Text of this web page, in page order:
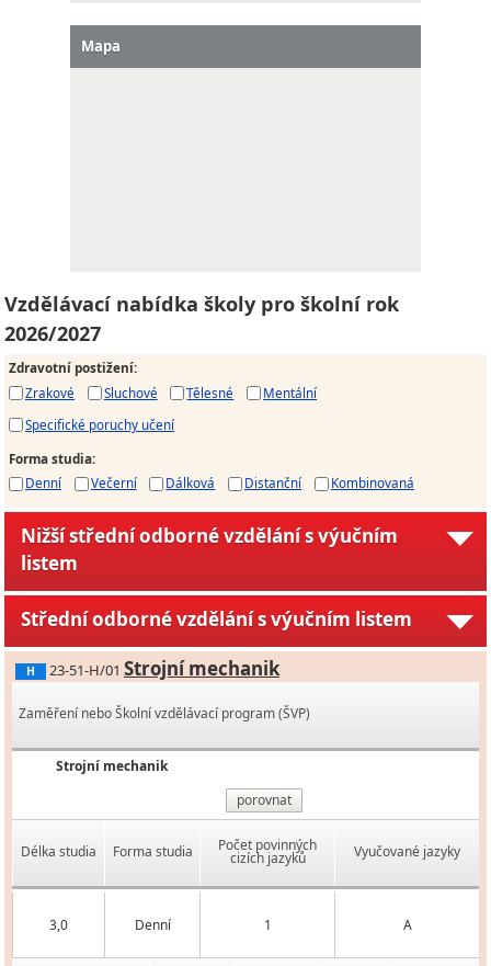
Mapa
Vzdělávací nabídka školy pro školní rok
2026/2027
Zdravotní postižení:
Zrakové
Sluchové Tělesné
Mentální
Specifické poruchy učení
Forma studia:
Denní
Večerní Dálková Distanční Kombinovaná
Nižší střední odborné vzdělání s výučním
listem
Střední odborné vzdělání s výučním listem
H 23-51-H/01 Strojní mechanik
Zaměření nebo Školní vzdělávací program (ŠVP)
Strojní mechanik
porovnat
Délka studia Forma studia Počet povinných
cizích jazyků Vyučované jazyky
3,0 Denní 1 A